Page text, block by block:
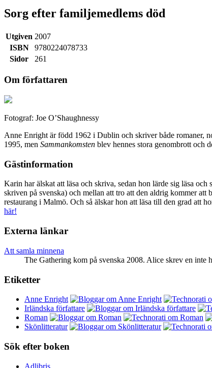
Sorg efter familjemedlems död
Utgiven 2007
ISBN
9780224078733
Sidor
261
Om författaren
Fotograf: Joe O’Shaughnessy
Anne Enright är född 1962 i Dublin och skriver både romaner,
1995, men Sammankomsten blev hennes stora genombrott och
Gästinformation
Karin har älskat att läsa och skriva, sedan hon lärde sig läsa
skriven på svenska) och mellan att tro att den aldrig kommer
restaurang i Malmö. Och så älskar hon att läsa till den grad att
här!
Externa länkar
Att samla minnena
The Gathering kom på svenska 2008. Alice skrev en inte
Etiketter
Anne Enright
Irländska författare
Roman
Skönlitteratur
Sök efter boken
Adlibris